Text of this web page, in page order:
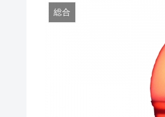
総合